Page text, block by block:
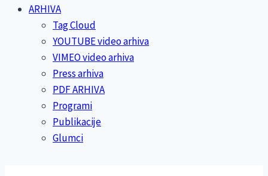
ARHIVA
Tag Cloud
YOUTUBE video arhiva
VIMEO video arhiva
Press arhiva
PDF ARHIVA
Programi
Publikacije
Glumci